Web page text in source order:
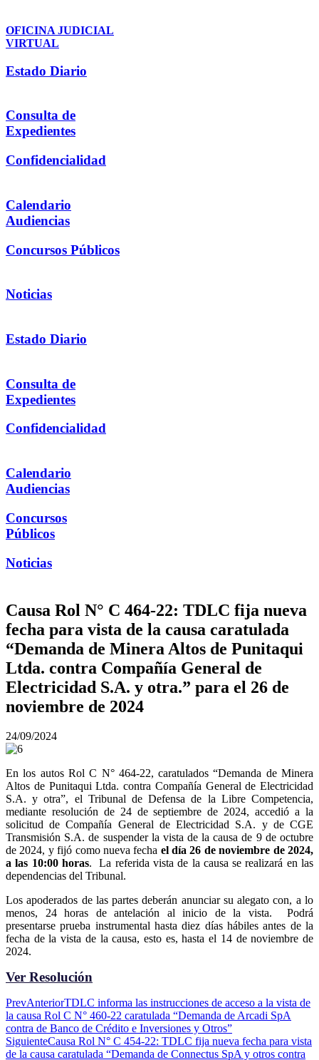
OFICINA JUDICIAL
VIRTUAL
Estado Diario
Consulta de
Expedientes
Confidencialidad
Calendario
Audiencias
Concursos Públicos
Noticias
Estado Diario
Consulta de
Expedientes
Confidencialidad
Calendario
Audiencias
Concursos
Públicos
Noticias
Causa Rol N° C 464-22: TDLC fija nueva
fecha para vista de la causa caratulada
“Demanda de Minera Altos de Punitaqui
Ltda. contra Compañía General de
Electricidad S.A. y otra.” para el 26 de
noviembre de 2024
24/09/2024
En los autos Rol C N° 464-22, caratulados “Demanda de Minera
Altos de Punitaqui Ltda. contra Compañía General de Electricidad
S.A. y otra”, el Tribunal de Defensa de la Libre Competencia,
mediante resolución de 24 de septiembre de 2024, accedió a la
solicitud de Compañía General de Electricidad S.A. y de CGE
Transmisión S.A. de suspender la vista de la causa de 9 de octubre
de 2024, y fijó como nueva fecha el día 26 de noviembre de 2024,
a las 10:00 horas. La referida vista de la causa se realizará en las
dependencias del Tribunal.
Los apoderados de las partes deberán anunciar su alegato con, a lo
menos, 24 horas de antelación al inicio de la vista. Podrá
presentarse prueba instrumental hasta diez días hábiles antes de la
fecha de la vista de la causa, esto es, hasta el 14 de noviembre de
2024.
Ver Resolución
PrevAnteriorTDLC informa las instrucciones de acceso a la vista de
la causa Rol C N° 460-22 caratulada “Demanda de Arcadi SpA
contra de Banco de Crédito e Inversiones y Otros”
SiguienteCausa Rol N° C 454-22: TDLC fija nueva fecha para vista
de la causa caratulada “Demanda de Connectus SpA y otros contra